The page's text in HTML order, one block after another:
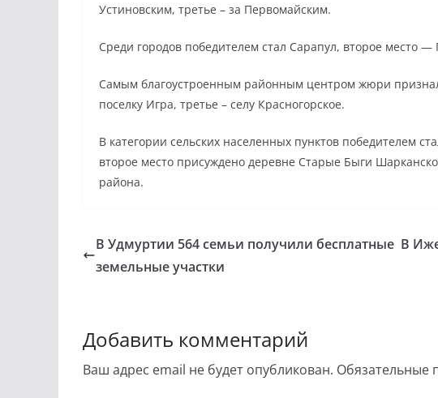
Устиновским, третье – за Первомайским.
Среди городов победителем стал Сарапул, второе место —
Самым благоустроенным районным центром жюри
поселку Игра, третье – селу Красногорское.
В категории сельских населенных пунктов победителем
второе место присуждено деревне Старые Быги
района.
В Удмуртии 564 семьи получили бесплатные
земельные участки
В
Добавить комментарий
Ваш адрес email не будет опубликован. Обязательные